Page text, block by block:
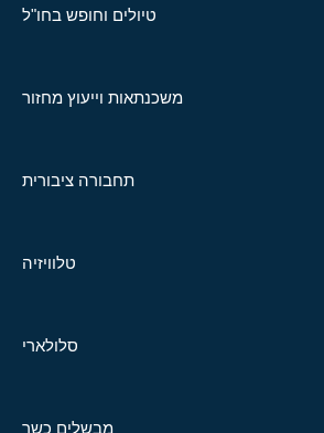
טיולים וחופש בחו"ל
משכנתאות וייעוץ מחזור
תחבורה ציבורית
טלוויזיה
סלולארי
מבשלים כשר